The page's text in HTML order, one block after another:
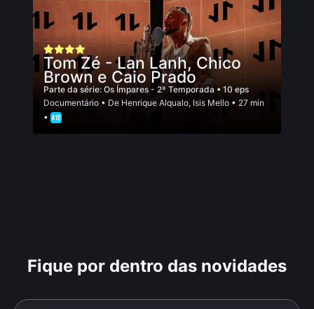
Tom Zé - Lan Lanh, Chico
Brown e Caio Prado
Parte da série: Os Ímpares - 2ª Temporada • 10 eps
Documentário • De Henrique Alqualo, Isis Mello • 27 min
•
Fique por dentro das novidades